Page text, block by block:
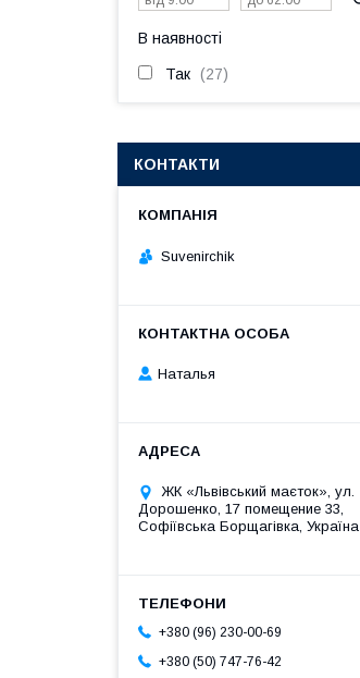
В наявності
Так 27
КОНТАКТИ
Suvenirсhik
Наталья
ЖК «Львівський маєток», ул.
Дорошенко, 17 помещение 33,
Софіївська Борщагівка, Україна
+380 (96) 230-00-69
+380 (50) 747-76-42